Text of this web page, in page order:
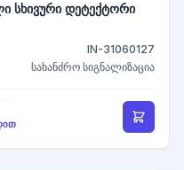
სხივური დეტექტორი
IN-31060127
სახანძრო სიგნალიზაცია